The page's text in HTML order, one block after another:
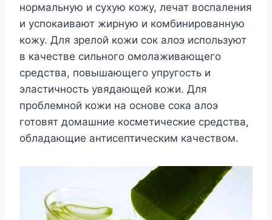
нормальную и сухую кожу, лечат воспаления
и успокаивают жирную и комбинированную
кожу. Для зрелой кожи сок алоэ используют
в качестве сильного омолаживающего
средства, повышающего упругость и
эластичность увядающей кожи. Для
проблемной кожи на основе сока алоэ
готовят домашние косметические средства,
обладающие антисептическим качеством.